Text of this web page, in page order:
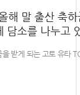
받게 되는 고토 유타